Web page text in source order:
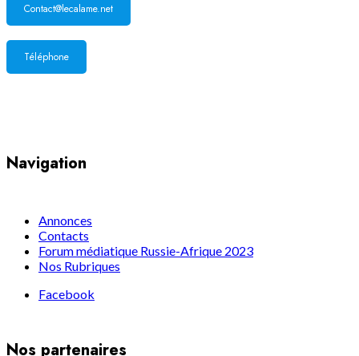
Contact@lecalame.net
Téléphone
Navigation
Annonces
Contacts
Forum médiatique Russie-Afrique 2023
Nos Rubriques
Facebook
Nos partenaires